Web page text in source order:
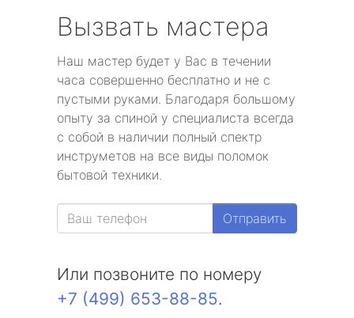
Вызвать мастера
Наш мастер будет у Вас в течении
часа совершенно бесплатно и не с
пустыми руками. Благодаря большому
опыту за спиной у специалиста всегда
с собой в наличии полный спектр
инструметов на все виды поломок
бытовой техники.
Отправить
Или позвоните по номеру
+7 (499) 653-88-85.